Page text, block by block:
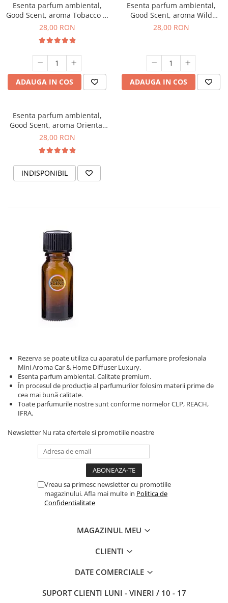
Esenta parfum ambiental,
Good Scent, aroma Tobacco &
Vanilla, 20 g
28,00 RON
ADAUGA IN COS
Esenta parfum ambiental,
Good Scent, aroma Wild
Sailor, 20 g
28,00 RON
ADAUGA IN COS
Esenta parfum ambiental,
Good Scent, aroma Oriental
Amber, 20 g
28,00 RON
INDISPONIBIL
Rezerva se poate utiliza cu aparatul de parfumare profesionala
Mini Aroma Car & Home Diffuser Luxury.
Esenta parfum ambiental. Calitate premium.
În procesul de producție al parfumurilor folosim materii prime de
cea mai bună calitate.
Toate parfumurile nostre sunt conforme normelor CLP, REACH,
IFRA.
Newsletter Nu rata ofertele si promotiile noastre
Vreau sa primesc newsletter cu promotiile
magazinului. Afla mai multe in Politica de
Confidentialitate
MAGAZINUL MEU
CLIENTI
DATE COMERCIALE
SUPORT CLIENTI LUNI - VINERI / 10 - 17